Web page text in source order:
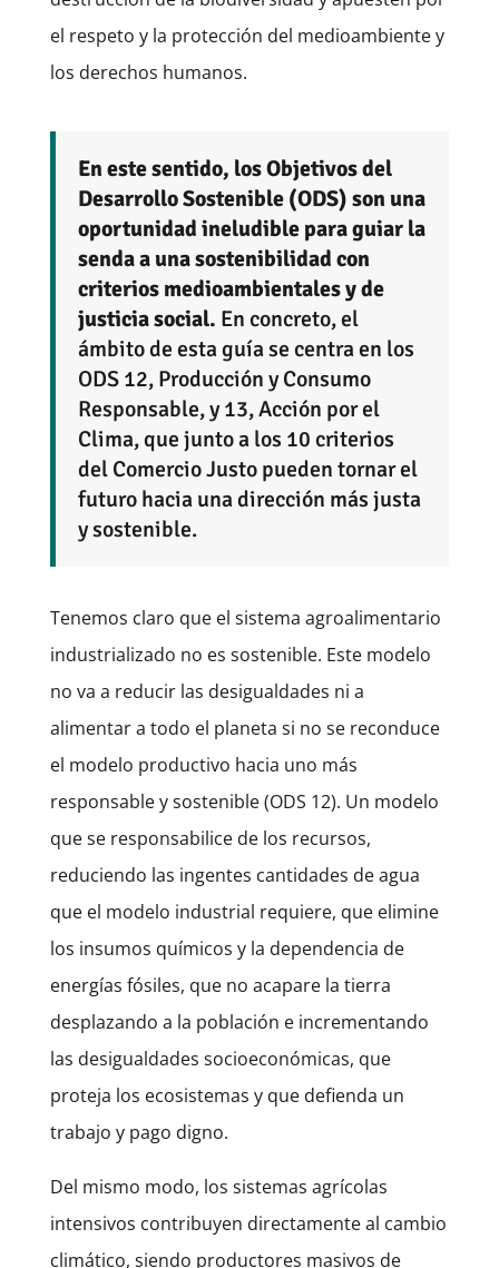
el respeto y la protección del medioambiente y
los derechos humanos.
En este sentido, los Objetivos del
Desarrollo Sostenible (ODS) son una
oportunidad ineludible para guiar la
senda a una sostenibilidad con
criterios medioambientales y de
justicia social. En concreto, el
ámbito de esta guía se centra en los
ODS 12, Producción y Consumo
Responsable, y 13, Acción por el
Clima, que junto a los 10 criterios
del Comercio Justo pueden tornar el
futuro hacia una dirección más justa
y sostenible.
Tenemos claro que el sistema agroalimentario
industrializado no es sostenible. Este modelo
no va a reducir las desigualdades ni a
alimentar a todo el planeta si no se reconduce
el modelo productivo hacia uno más
responsable y sostenible (ODS 12). Un modelo
que se responsabilice de los recursos,
reduciendo las ingentes cantidades de agua
que el modelo industrial requiere, que elimine
los insumos químicos y la dependencia de
energías fósiles, que no acapare la tierra
desplazando a la población e incrementando
las desigualdades socioeconómicas, que
proteja los ecosistemas y que defienda un
trabajo y pago digno.
Del mismo modo, los sistemas agrícolas
intensivos contribuyen directamente al cambio
climático, siendo productores masivos de